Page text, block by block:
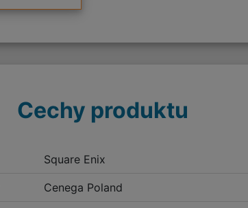
Cechy produktu
Square Enix
Cenega Poland